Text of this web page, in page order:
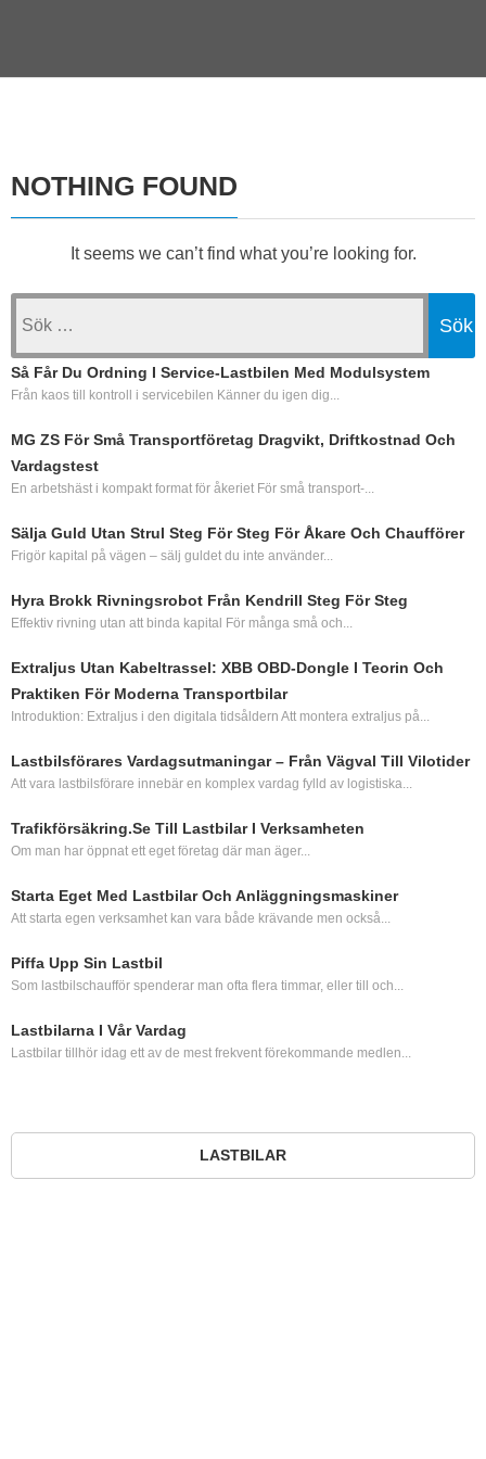
NOTHING FOUND
It seems we can’t find what you’re looking for.
efter:
Så Får Du Ordning I Service‑lastbilen Med Modulsystem
Från kaos till kontroll i servicebilen Känner du igen dig...
MG ZS För Små Transportföretag Dragvikt, Driftkostnad Och
Vardagstest
En arbetshäst i kompakt format för åkeriet För små transport-...
Sälja Guld Utan Strul Steg För Steg För Åkare Och Chaufförer
Frigör kapital på vägen – sälj guldet du inte använder...
Hyra Brokk Rivningsrobot Från Kendrill Steg För Steg
Effektiv rivning utan att binda kapital För många små och...
Extraljus Utan Kabeltrassel: XBB OBD‑dongle I Teorin Och
Praktiken För Moderna Transportbilar
Introduktion: Extraljus i den digitala tidsåldern Att montera extraljus på...
Lastbilsförares Vardagsutmaningar – Från Vägval Till Vilotider
Att vara lastbilsförare innebär en komplex vardag fylld av logistiska...
Trafikförsäkring.se Till Lastbilar I Verksamheten
Om man har öppnat ett eget företag där man äger...
Starta Eget Med Lastbilar Och Anläggningsmaskiner
Att starta egen verksamhet kan vara både krävande men också...
Piffa Upp Sin Lastbil
Som lastbilschaufför spenderar man ofta flera timmar, eller till och...
Lastbilarna I Vår Vardag
Lastbilar tillhör idag ett av de mest frekvent förekommande medlen...
LASTBILAR